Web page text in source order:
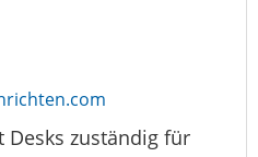
Desks zuständig für